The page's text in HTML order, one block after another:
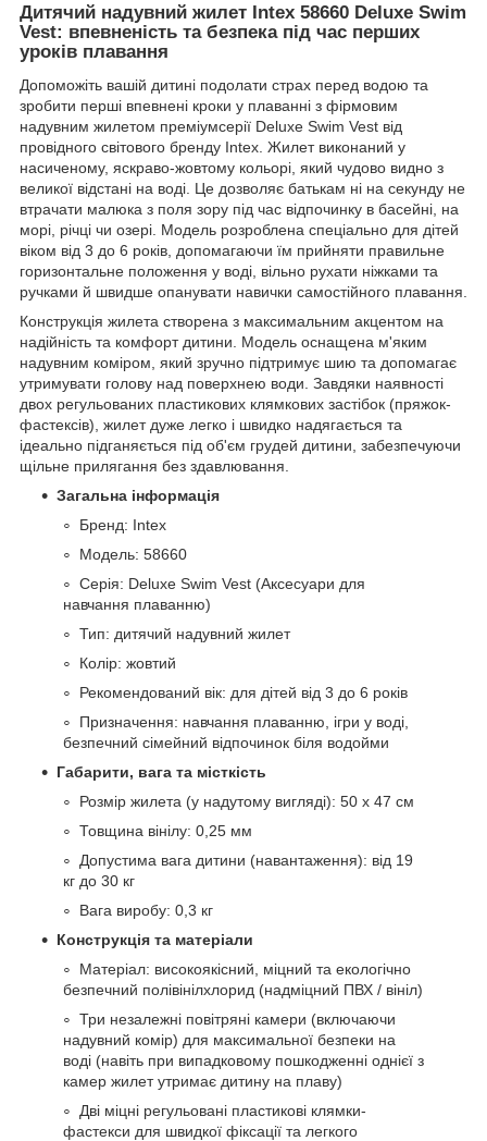
Дитячий надувний жилет Intex 58660 Deluxe Swim
Vest: впевненість та безпека під час перших
уроків плавання
Допоможіть вашій дитині подолати страх перед водою та
зробити перші впевнені кроки у плаванні з фірмовим
надувним жилетом преміумсерії Deluxe Swim Vest від
провідного світового бренду Intex. Жилет виконаний у
насиченому, яскраво-жовтому кольорі, який чудово видно з
великої відстані на воді. Це дозволяє батькам ні на секунду не
втрачати малюка з поля зору під час відпочинку в басейні, на
морі, річці чи озері. Модель розроблена спеціально для дітей
віком від 3 до 6 років, допомагаючи їм прийняти правильне
горизонтальне положення у воді, вільно рухати ніжками та
ручками й швидше опанувати навички самостійного плавання.
Конструкція жилета створена з максимальним акцентом на
надійність та комфорт дитини. Модель оснащена м'яким
надувним коміром, який зручно підтримує шию та допомагає
утримувати голову над поверхнею води. Завдяки наявності
двох регульованих пластикових клямкових застібок (пряжок-
фастексів), жилет дуже легко і швидко надягається та
ідеально підганяється під об'єм грудей дитини, забезпечуючи
щільне прилягання без здавлювання.
Загальна інформація
Бренд: Intex
Модель: 58660
Серія: Deluxe Swim Vest (Аксесуари для
навчання плаванню)
Тип: дитячий надувний жилет
Колір: жовтий
Рекомендований вік: для дітей від 3 до 6 років
Призначення: навчання плаванню, ігри у воді,
безпечний сімейний відпочинок біля водойми
Габарити, вага та місткість
Розмір жилета (у надутому вигляді): 50 х 47 см
Товщина вінілу: 0,25 мм
Допустима вага дитини (навантаження): від 19
кг до 30 кг
Вага виробу: 0,3 кг
Конструкція та матеріали
Матеріал: високоякісний, міцний та екологічно
безпечний полівінілхлорид (надміцний ПВХ / вініл)
Три незалежні повітряні камери (включаючи
надувний комір) для максимальної безпеки на
воді (навіть при випадковому пошкодженні однієї з
камер жилет утримає дитину на плаву)
Дві міцні регульовані пластикові клямки-
фастекси для швидкої фіксації та легкого